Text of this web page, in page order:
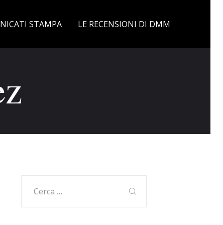
STAMPA LE RECENSIONI DI DMM
per: